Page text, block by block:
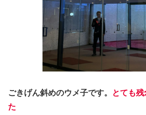
ごきげん斜めのウメ子です。
とても
た